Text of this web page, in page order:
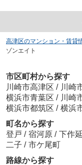
高津区のマンション・賃貸
ゾンエイト
市区町村から探す
川崎市高津区 / 川崎
横浜市青葉区 / 川崎
横浜市都筑区 / 横浜
町名から探す
登戸 / 宿河原 / 下作延
二子 / 市ケ尾町
路線から探す